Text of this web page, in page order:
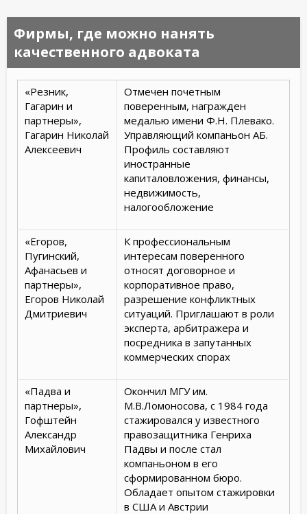
Фирмы, где можно нанять
качественного адвоката
«Резник,
Гагарин и
партнеры»,
Гагарин Николай
Алексеевич
Отмечен почетным
поверенным, награжден
медалью имени Ф.Н. Плевако.
Управляющий компаньон АБ.
Профиль составляют
иностранные
капиталовложения, финансы,
недвижимость,
налогообложение
«Егоров,
Пугинский,
Афанасьев и
партнеры»,
Егоров Николай
Дмитриевич
К профессиональным
интересам поверенного
относят договорное и
корпоративное право,
разрешение конфликтных
ситуаций. Приглашают в роли
эксперта, арбитражера и
посредника в запутанных
коммерческих спорах
«Падва и
партнеры»,
Гофштейн
Александр
Михайлович
Окончил МГУ им.
М.В.Ломоносова, с 1984 года
стажировался у известного
правозащитника Генриха
Падвы и после стал
компаньоном в его
сформированном бюро.
Обладает опытом стажировки
в США и Австрии